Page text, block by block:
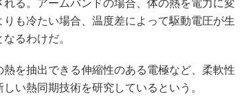
る。アームバンドの場合、体の熱を電力に変
も冷たい場合、温度差によって駆動電圧が生
るわけだ。
を抽出できる伸縮性のある電極など、柔軟性
い熱同期技術を研究しているという。